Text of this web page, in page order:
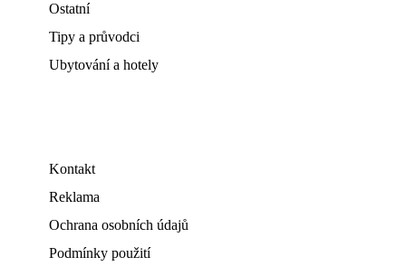
Ostatní
Tipy a průvodci
Ubytování a hotely
Kontakt
Reklama
Ochrana osobních údajů
Podmínky použití